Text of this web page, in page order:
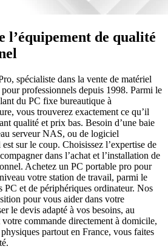
l’équipement de qualité
spécialiste dans la vente de matériel
professionnels depuis 1998. Parmi le
du PC fixe bureautique à
vous trouverez exactement ce qu’il
qualité et prix bas. Besoin d’une baie
serveur NAS, ou de logiciel
sur le coup. Choisissez l’expertise de
dans l’achat et l’installation de
Achetez un PC portable pro pour
votre station de travail, parmi le
PC et de périphériques ordinateur. Nos
pour vous aider dans votre
le devis adapté à vos besoins, au
commande directement à domicile,
partout en France, vous faites